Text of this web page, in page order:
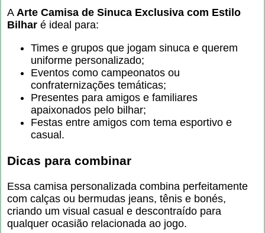
A Arte Camisa de Sinuca Exclusiva com Estilo
Bilhar é ideal para:
Times e grupos que jogam sinuca e querem
uniforme personalizado;
Eventos como campeonatos ou
confraternizações temáticas;
Presentes para amigos e familiares
apaixonados pelo bilhar;
Festas entre amigos com tema esportivo e
casual.
Dicas para combinar
Essa camisa personalizada combina perfeitamente
com calças ou bermudas jeans, tênis e bonés,
criando um visual casual e descontraído para
qualquer ocasião relacionada ao jogo.